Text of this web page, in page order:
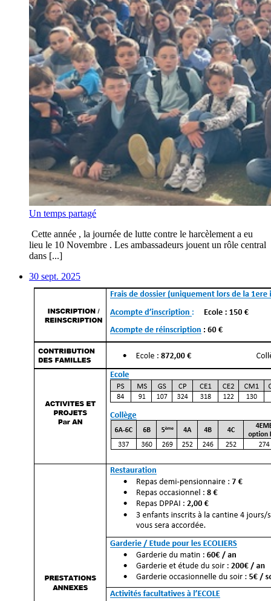
Un temps partagé
Cette année , la journée de lutte contre le harcèlement a eu
lieu le 10 Novembre . Les ambassadeurs jouent un rôle central
dans [...]
30 sept. 2025